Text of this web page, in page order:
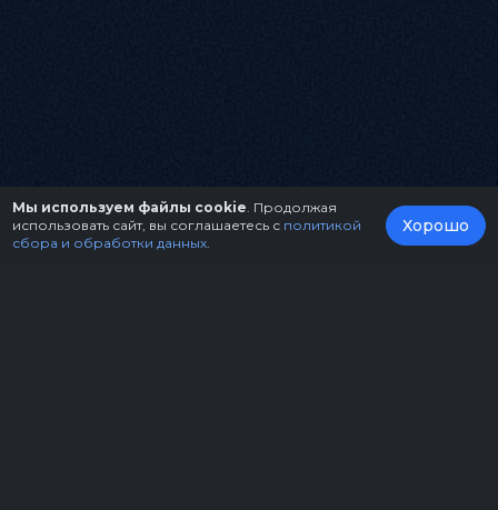
Мы используем файлы cookie . Продолжая
использовать сайт, вы соглашаетесь с политикой
сбора и обработки данных
Хорошо